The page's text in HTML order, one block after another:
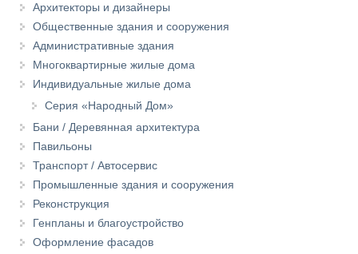
Архитекторы и дизайнеры
Общественные здания и сооружения
Административные здания
Многоквартирные жилые дома
Индивидуальные жилые дома
Серия «Народный Дом»
Бани / Деревянная архитектура
Павильоны
Транспорт / Автосервис
Промышленные здания и сооружения
Реконструкция
Генпланы и благоустройство
Оформление фасадов